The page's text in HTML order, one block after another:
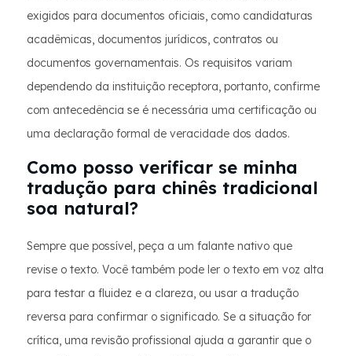
exigidos para documentos oficiais, como candidaturas
acadêmicas, documentos jurídicos, contratos ou
documentos governamentais. Os requisitos variam
dependendo da instituição receptora, portanto, confirme
com antecedência se é necessária uma certificação ou
uma declaração formal de veracidade dos dados.
Como posso verificar se minha
tradução para chinês tradicional
soa natural?
Sempre que possível, peça a um falante nativo que
revise o texto. Você também pode ler o texto em voz alta
para testar a fluidez e a clareza, ou usar a tradução
reversa para confirmar o significado. Se a situação for
crítica, uma revisão profissional ajuda a garantir que o